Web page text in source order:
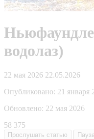
водолаз)
22 мая 2026 22.05.2026
Опубликовано: 21 января
Обновлено: 22 мая 2026
58 375
Прослушать статью Пауза